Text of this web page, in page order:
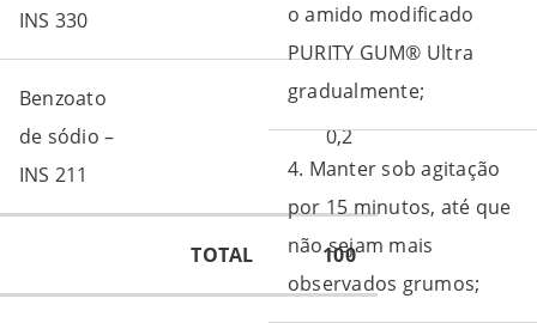
INS 330
Benzoato
de sódio –
INS 211
0,2
TOTAL 100
o amido modificado
PURITY GUM® Ultra
gradualmente;
4. Manter sob agitação
por 15 minutos, até que
não sejam mais
observados grumos;